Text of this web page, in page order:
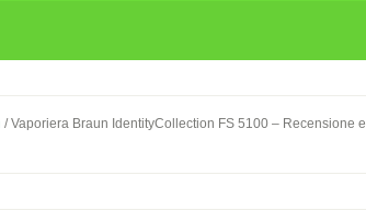
/Vaporiera Braun IdentityCollection FS 5100 – Recensione e